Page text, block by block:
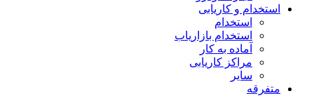
استخدام و کاریابی
استخدام
استخدام بازاریاب
آماده به کار
مراکز کاریابی
سایر
متفرقه